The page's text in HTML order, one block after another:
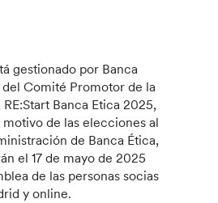
gestionado por Banca
Comité Promotor de la
Banca Etica 2025,
de las elecciones al
de Banca Ética,
el 17 de mayo de 2025
de las personas socias
y online.